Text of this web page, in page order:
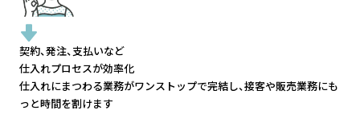
契約、発注、支払いなど
仕入れプロセスが効率化
仕入れにまつわる業務がワンストップで完結し、接客や販売業務にも
っと時間を割けます